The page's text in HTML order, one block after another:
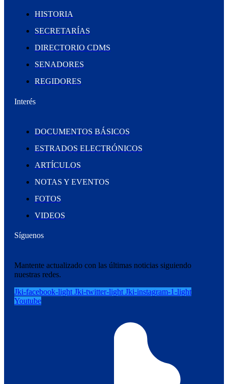
HISTORIA
SECRETARÍAS
DIRECTORIO CDMS
SENADORES
REGIDORES
Interés
DOCUMENTOS BÁSICOS
ESTRADOS ELECTRÓNICOS
ARTÍCULOS
NOTAS Y EVENTOS
FOTOS
VIDEOS
Síguenos
Mantente actualizado con las últimas noticias siguiendo
nuestras redes.
Jki-facebook-light Jki-twitter-light Jki-instagram-1-light
Youtube